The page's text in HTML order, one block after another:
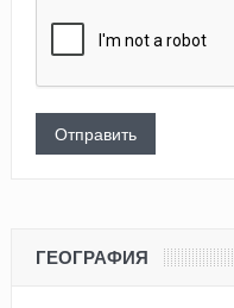
ГЕОГРАФИЯ